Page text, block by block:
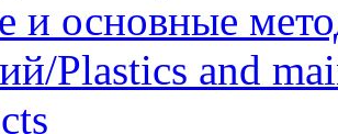
и основные
Plastics and